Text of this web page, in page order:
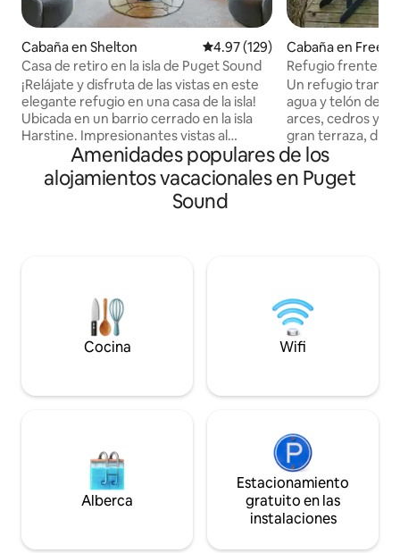
Cabaña en Shelton Calificación promedio: 4.97 de
4.97 (129)
Casa de retiro en la isla de Puget Sound
¡Relájate y disfruta de las vistas en este
elegante refugio en una casa de la isla!
Ubicada en un barrio cerrado en la isla
Harstine. Impresionantes vistas al
estrecho de Puget y las montañas
Olímpicas. Chimenea giratoria. Mesa de
billar Cocina 1 habitación con cama
Canchas de tenis y pickleball Parque
infantil Rutas de senderismo Fogatas en
la playa Fauna salvaje Kayak, rampa para
botes, puerto deportivo y más
Cabaña en
Refugio frente a la
dormitorios +
Un refugio
agua y telón de
arces, cedros y abetos.
gran terraza,
frente del agua
espectaculares
por las escaleras
proyectos o
velocidad. Haz
tiempo y espacio
Amenidades populares de los
alojamientos vacacionales en Puget
Sound
Cocina Wifi
Alberca
Estacionamiento
gratuito en las
instalaciones